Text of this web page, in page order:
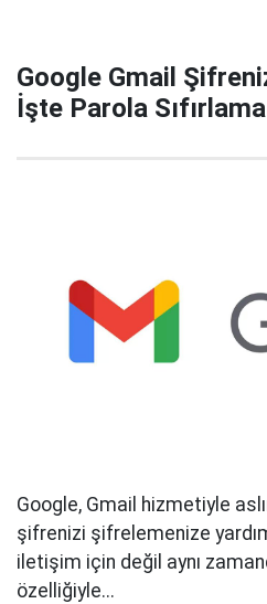
Google Gmail
İşte Parola
Google, Gmail hizmetiyle
şifrenizi şifrelemenize
iletişim için değil aynı
özelliğiyle...